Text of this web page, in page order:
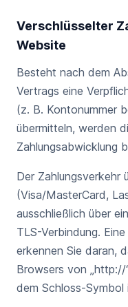
Verschlüsselter
Website
Besteht nach dem
Vertrags eine
(z. B. Kontonummer
übermitteln, werden
Zahlungsabwicklung
Der Zahlungsverkehr
(Visa/MasterCard,
ausschließlich über
TLS-Verbindung.
erkennen Sie daran,
Browsers von
dem Schloss-Symbol